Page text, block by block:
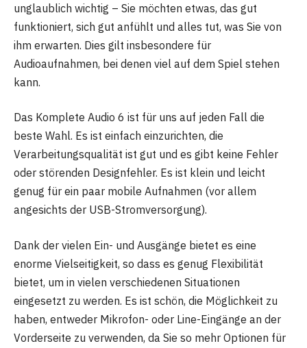
unglaublich wichtig – Sie möchten etwas, das gut
funktioniert, sich gut anfühlt und alles tut, was Sie von
ihm erwarten. Dies gilt insbesondere für
Audioaufnahmen, bei denen viel auf dem Spiel stehen
kann.
Das Komplete Audio 6 ist für uns auf jeden Fall die
beste Wahl. Es ist einfach einzurichten, die
Verarbeitungsqualität ist gut und es gibt keine Fehler
oder störenden Designfehler. Es ist klein und leicht
genug für ein paar mobile Aufnahmen (vor allem
angesichts der USB-Stromversorgung).
Dank der vielen Ein- und Ausgänge bietet es eine
enorme Vielseitigkeit, so dass es genug Flexibilität
bietet, um in vielen verschiedenen Situationen
eingesetzt zu werden. Es ist schön, die Möglichkeit zu
haben, entweder Mikrofon- oder Line-Eingänge an der
Vorderseite zu verwenden, da Sie so mehr Optionen für